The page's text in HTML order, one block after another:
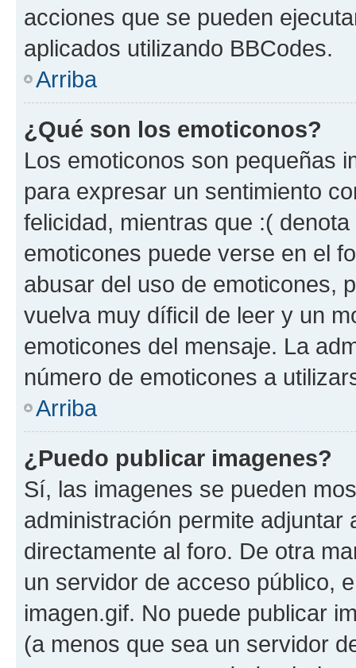
acciones que se pueden
aplicados utilizando BBCodes.
Arriba
¿Qué son los emoticonos?
Los emoticonos son pequeñas
para expresar un sentimiento
felicidad, mientras que :(
emoticones puede verse en el
abusar del uso de emoticones,
vuelva muy díficil de leer y un
emoticones del mensaje. La
número de emoticones a
Arriba
¿Puedo publicar imagenes?
Sí, las imagenes se pueden
administración permite
directamente al foro. De otra
un servidor de acceso público,
imagen.gif. No puede publicar
(a menos que sea un servidor